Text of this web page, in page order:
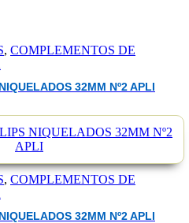
, COMPLEMENTOS DE
32MM Nº2 APLI
, COMPLEMENTOS DE
32MM Nº2 APLI